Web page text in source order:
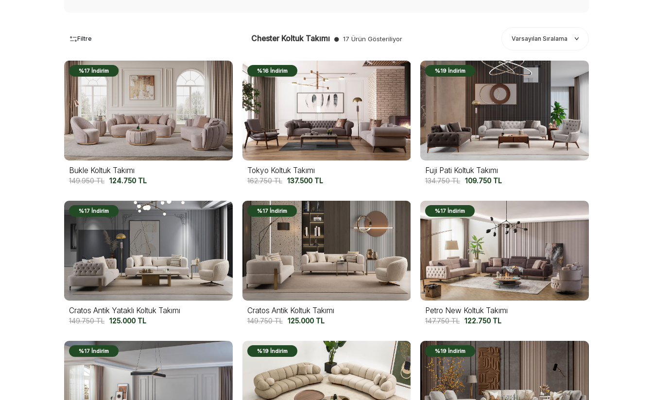
Chester Koltuk Takımı 17 Ürün Gösteriliyor
Filtre
%17 İndirim
Bukle Koltuk Takımı
149.950TL 124.750 TL
%16 İndirim
Tokyo Koltuk Takımı
162.750TL 137.500TL
%19 İndirim
Fuji Pati Koltuk Takımı
134.750TL 109.750 TL
%17 İndirim
Cratos Antik Yataklı Koltuk Takımı
149.750TL 125.000 TL
%17 İndirim
Cratos Antik Koltuk Takımı
149.750TL 125.000TL
%17 İndirim
Petro New Koltuk Takımı
147.750TL 122.750 TL
%17 İndirim %19 İndirim %19 İndirim